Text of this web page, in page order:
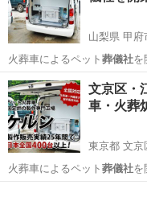
山梨県 甲府
火葬車によるペット 葬儀社
起業をする… ジネスとして
車を使用した葬儀社開業を
山梨 甲府市 ペット
文京区・
車・火葬
東京都 文京
火葬車によるペット 葬儀社
起業をする… す。 ペット葬